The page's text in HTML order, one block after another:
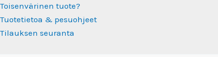
Toisenvärinen tuote?
Tuotetietoa & pesuohjeet
Tilauksen seuranta